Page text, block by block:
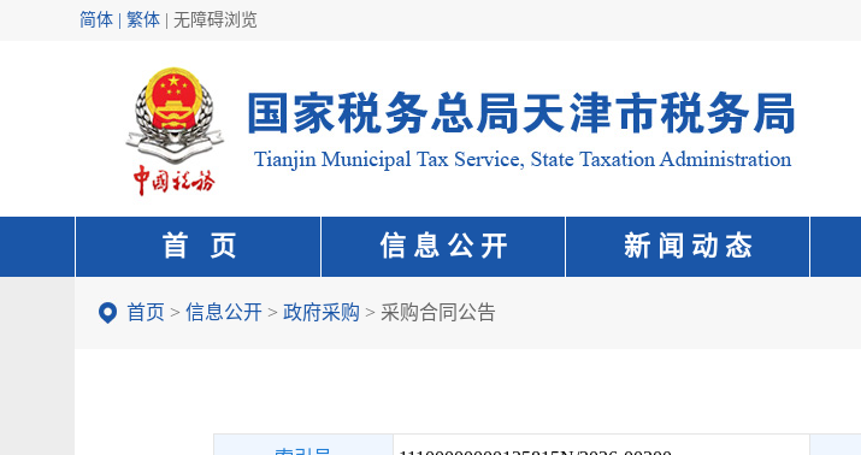
简体 | 繁体 无障碍浏览
首 页 信 息 公 开 新 闻 动 态
首页 > 信息公开 > 政府采购 > 采购合同公告